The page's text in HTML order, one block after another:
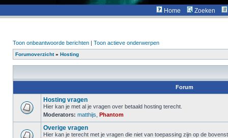
Home Zoeken
Toon onbeantwoorde berichten | Toon actieve onderwerpen
Forumoverzicht» Hosting
Forum
Hosting vragen
Hier kan je met al je vragen over betaald hosting terecht.
Moderators: matthijs Phantom
Overige vragen
Hier kan je terecht met je vragen die niet van toepassing zijn op de